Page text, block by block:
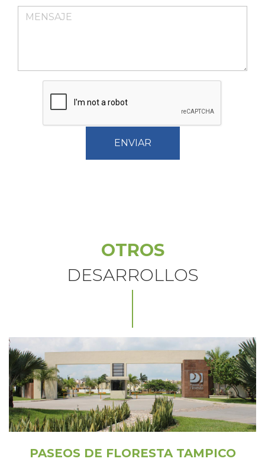
ENVIAR
OTROS
DESARROLLOS
PASEOS DE FLORESTA TAMPICO